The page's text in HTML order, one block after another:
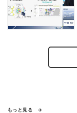
もっと見る